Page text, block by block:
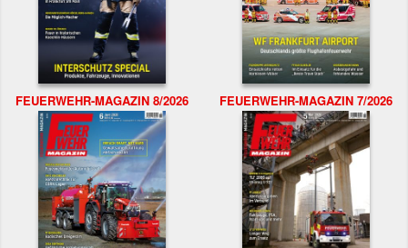
FEUERWEHR-MAGAZIN 8/2026 FEUERWEHR-MAGAZIN 7/2026